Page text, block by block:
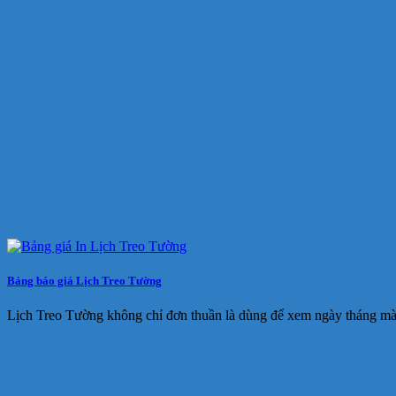
Bảng báo giá Lịch Treo Tường
Lịch Treo Tường không chỉ đơn thuần là dùng để xem ngày tháng